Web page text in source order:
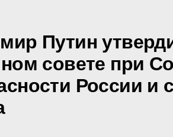
Путин
совете при
России и